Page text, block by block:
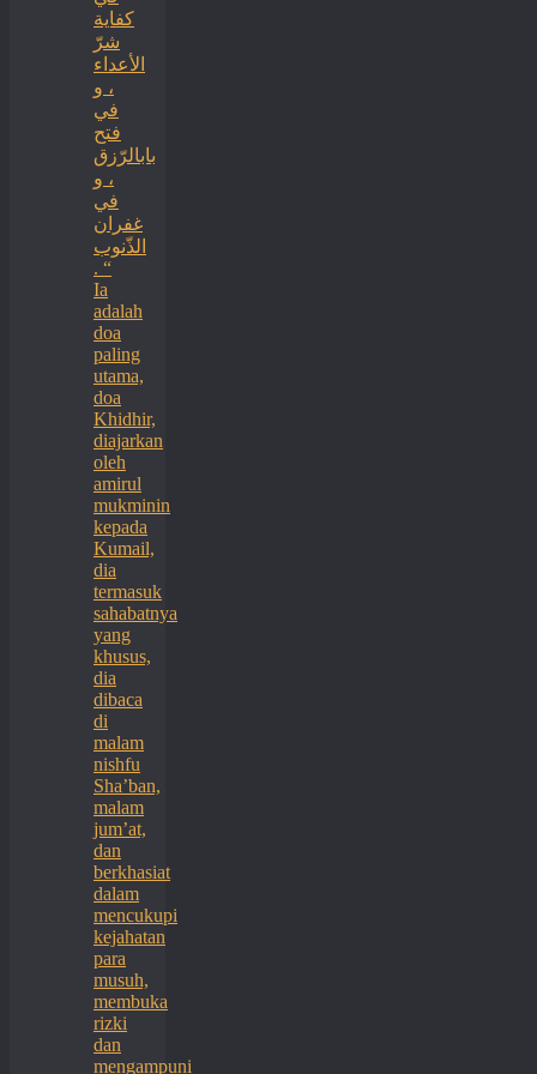
كفاية
شرّ
الأعداء
، و
في
فتح
بابالرّزق
، و
في
غفران
الذّنوب
. “
Ia
adalah
doa
paling
utama,
doa
Khidhir,
diajarkan
oleh
amirul
mukminin
kepada
Kumail,
dia
termasuk
sahabatnya
yang
khusus,
dia
dibaca
di
malam
nishfu
Sha’ban,
malam
jum’at,
dan
berkhasiat
dalam
mencukupi
kejahatan
para
musuh,
membuka
rizki
dan
mengampuni